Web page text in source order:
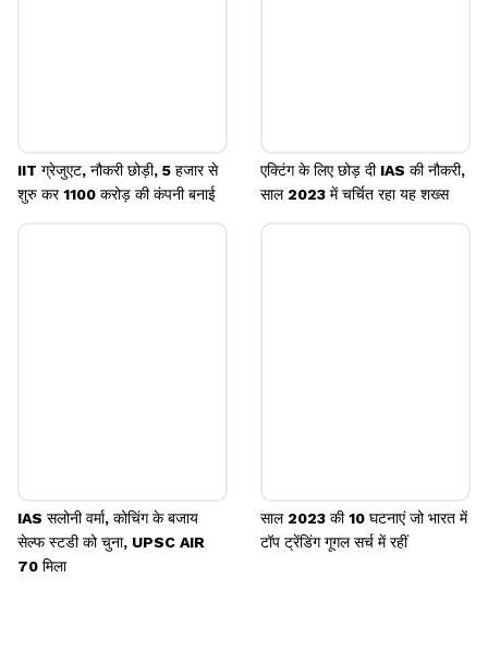
IIT ग्रेजुएट, नौकरी छोड़ी, 5 हजार से
शुरु कर 1100 करोड़ की कंपनी बनाई
एक्टिंग के लिए छोड़ दी IAS की नौकरी,
साल 2023 में चर्चित रहा यह शख्स
IAS सलोनी वर्मा, कोचिंग के बजाय
सेल्फ स्टडी को चुना, UPSC AIR
70 मिला
साल 2023 की 10 घटनाएं जो भारत में
टॉप ट्रेंडिंग गूगल सर्च में रहीं